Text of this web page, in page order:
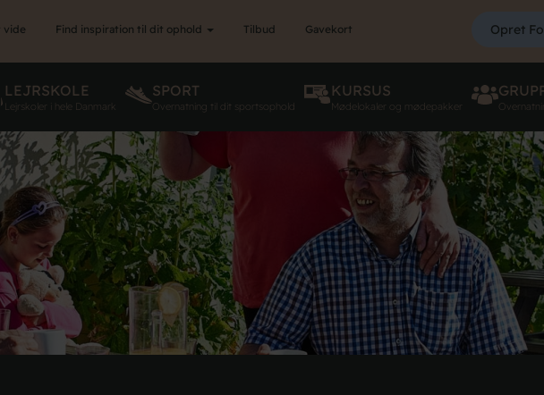
Opret
vide Find inspiration til dit ophold Tilbud Gavekort
LEJRSKOLE
Lejrskoler i hele Danmark
SPORT
Overnatning til dit sportsophold
KURSUS
Mødelokaler og mødepakker